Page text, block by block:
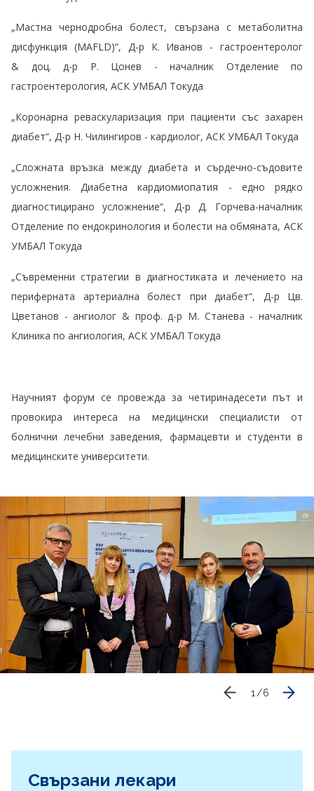
„Мастна чернодробна болест, свързана с метаболитна
дисфункция (MAFLD)“, Д-р К. Иванов - гастроентеролог
& доц. д-р Р. Цонев - началник Отделение по
гастроентерология, АСК УМБАЛ Токуда
„Коронарна реваскуларизация при пациенти със захарен
диабет“, Д-р Н. Чилингиров - кардиолог, АСК УМБАЛ Токуда
„Сложната връзка между диабета и сърдечно-съдовите
усложнения. Диабетна кардиомиопатия - едно рядко
диагностицирано усложнение“, Д-р Д. Горчева-началник
Отделение по ендокринология и болести на обмяната, АСК
УМБАЛ Токуда
„Съвременни стратегии в диагностиката и лечението на
периферната артериална болест при диабет“, Д-р Цв.
Цветанов - ангиолог & проф. д-р М. Станева - началник
Клиника по ангиология, АСК УМБАЛ Токуда
Научният форум се провежда за четиринадесети път и
провокира интереса на медицински специалисти от
болнични лечебни заведения, фармацевти и студенти в
медицинските университети.
1 /6
Свързани лекари